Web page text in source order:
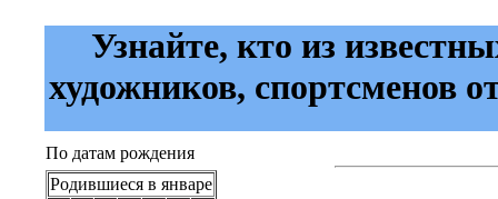
Узнайте, кто из
художников, спортсменов
По датам рождения
Родившиеся в январе